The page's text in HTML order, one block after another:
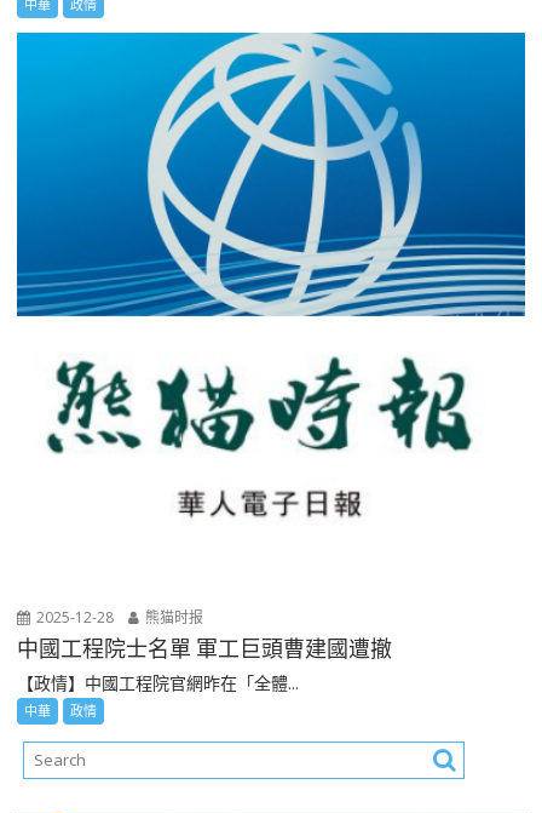
中華 政情
2025-12-28 熊猫时报
中國工程院士名單 軍工巨頭曹建國遭撤
【政情】中國工程院官網昨在「全體...
中華 政情